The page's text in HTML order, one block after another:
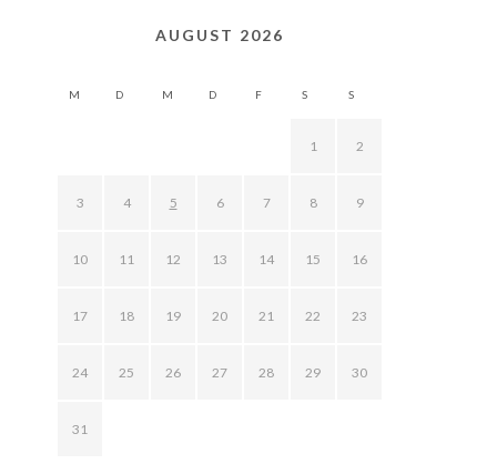
AUGUST 2026
M D M D F S S
1 2
3 4 5 6 7 8 9
10 11 12 13 14 15 16
17 18 19 20 21 22 23
24 25 26 27 28 29 30
31